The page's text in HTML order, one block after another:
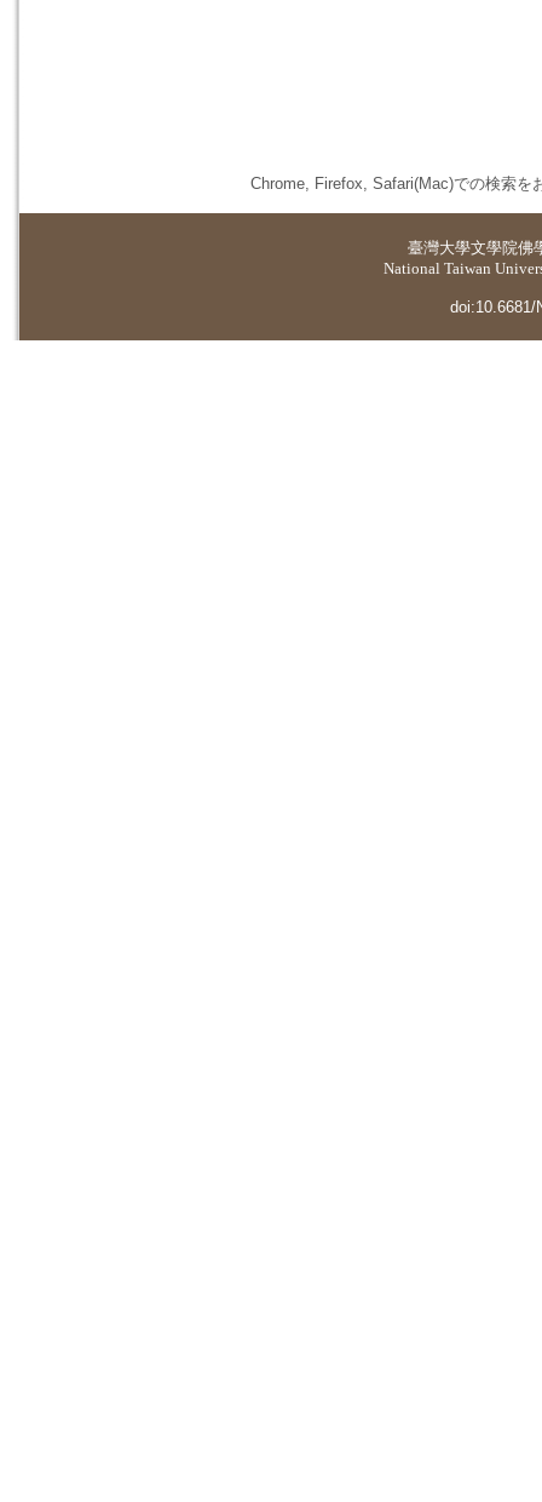
Chrome, Firefox, Safari(Mac)での検索を
臺灣大學文學院佛
National Taiwan
doi:10.6681/